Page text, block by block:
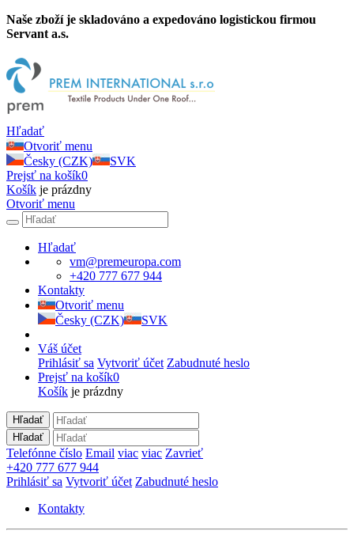
Naše zboží je skladováno a expedováno logistickou firmou
Servant a.s.
Hľadať
Otvoriť menu
Česky (CZK)
SVK
Prejsť na košík0
Košík je prázdny
Otvoriť menu
Hľadať
vm@premeuropa.com
+420 777 677 944
Kontakty
Otvoriť menu
Česky (CZK)
SVK
Váš účet
Prihlásiť sa Vytvoriť účet Zabudnuté heslo
Prejsť na košík0
Košík je prázdny
Hľadať
Hľadať
Telefónne číslo Email viac viac Zavrieť
+420 777 677 944
Prihlásiť sa Vytvoriť účet Zabudnuté heslo
Kontakty